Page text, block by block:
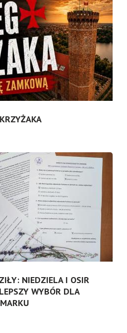
NIEDZIELA I OSIR
WYBÓR DLA